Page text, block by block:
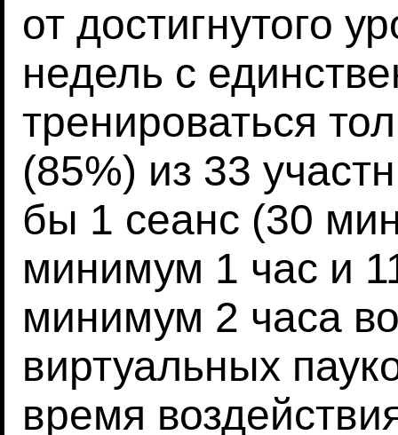
от достигнутого
недель с
тренироваться
(85%) из 33
бы 1 сеанс (30
минимум 1 час и
минимум 2 часа
виртуальных
время